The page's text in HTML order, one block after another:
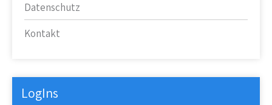
Datenschutz
Kontakt
LogIns